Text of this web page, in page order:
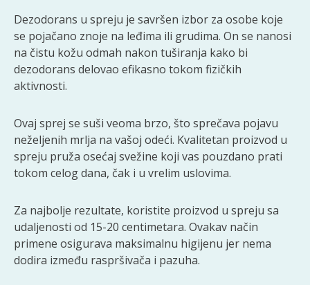
Dezodorans u spreju je savršen izbor za osobe koje
se pojačano znoje na leđima ili grudima. On se nanosi
na čistu kožu odmah nakon tuširanja kako bi
dezodorans delovao efikasno tokom fizičkih
aktivnosti.
Ovaj sprej se suši veoma brzo, što sprečava pojavu
neželjenih mrlja na vašoj odeći. Kvalitetan proizvod u
spreju pruža osećaj svežine koji vas pouzdano prati
tokom celog dana, čak i u vrelim uslovima.
Za najbolje rezultate, koristite proizvod u spreju sa
udaljenosti od 15-20 centimetara. Ovakav način
primene osigurava maksimalnu higijenu jer nema
dodira između raspršivača i pazuha.